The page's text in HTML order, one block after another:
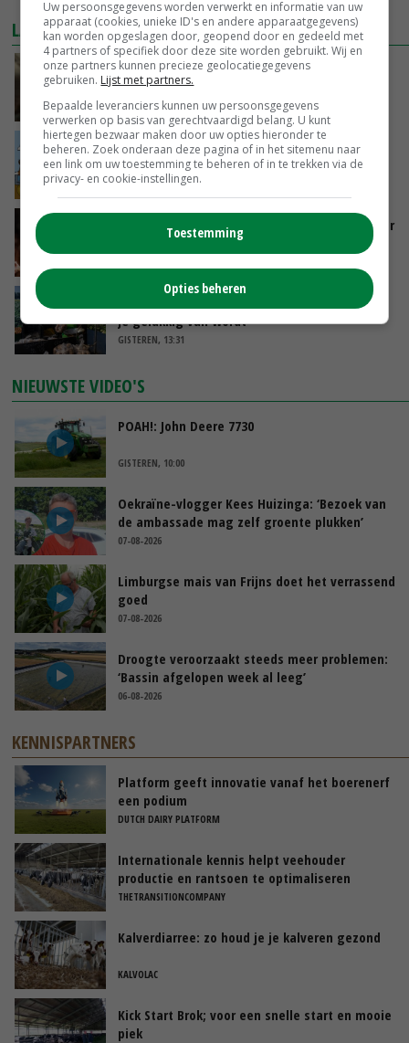
LAATSTE NIEUWS
‘Samenwerking A-ware en Amalthea gaat
zorgen voor meer balans’
GISTEREN, 16:01
Internationale vraag naar geitenzuivel blijft
groot: Nederland in Europese top
GISTEREN, 15:33
Vlaamse varkensstapel krimpt, pluimveesector
groeit door schaalvergroting
‘Cijfer jezelf niet weg en doe vooral ook waar
je gelukkig van wordt’
GISTEREN, 13:31
NIEUWSTE VIDEO'S
POAH!: John Deere 7730
GISTEREN, 10:00
Oekraïne-vlogger Kees Huizinga: ‘Bezoek van
de ambassade mag zelf groente plukken’
07-08-2026
Limburgse mais van Frijns doet het verrassend
goed
07-08-2026
Droogte veroorzaakt steeds meer problemen:
‘Bassin afgelopen week al leeg’
06-08-2026
KENNISPARTNERS
Platform geeft innovatie vanaf het boerenerf
een podium
DUTCH DAIRY PLATFORM
Internationale kennis helpt veehouder
productie en rantsoen te optimaliseren
THETRANSITIONCOMPANY
Kalverdiarree: zo houd je je kalveren gezond
KALVOLAC
Kick Start Brok; voor een snelle start en mooie
piek
Uw persoonsgegevens worden verwerkt en informatie van uw
apparaat (cookies, unieke ID's en andere apparaatgegevens)
kan worden opgeslagen door, geopend door en gedeeld met
4 partners of specifiek door deze site worden gebruikt. Wij en
onze partners kunnen precieze geolocatiegegevens
gebruiken. Lijst met partners.
Bepaalde leveranciers kunnen uw persoonsgegevens
verwerken op basis van gerechtvaardigd belang. U kunt
hiertegen bezwaar maken door uw opties hieronder te
beheren. Zoek onderaan deze pagina of in het sitemenu naar
een link om uw toestemming te beheren of in te trekken via de
privacy- en cookie-instellingen.
Toestemming
Opties beheren